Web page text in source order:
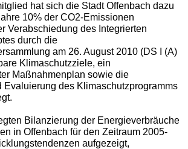
hat sich die Stadt Offenbach dazu
10% der CO2-Emissionen
Verabschiedung des Integrierten
durch die
am 26. August 2010 (DS I (A)
Klimaschutzziele, ein
Maßnahmenplan sowie die
Evaluierung des Klimaschutzprogramms
Bilanzierung der Energieverbräuche
in Offenbach für den Zeitraum 2005-
aufgezeigt,